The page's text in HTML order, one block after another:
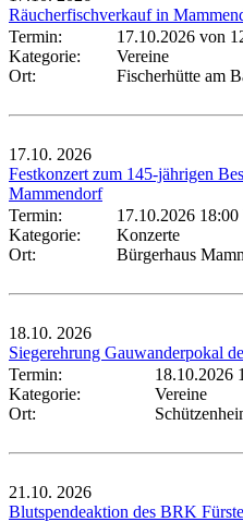
Räucherfischverkauf in
Termin:
17.10.2026 von
Kategorie:
Vereine
Ort:
Fischerhütte am
17.10. 2026
Festkonzert zum 145-jährigen
Mammendorf
Termin:
17.10.2026
Kategorie:
Konzerte
Ort:
Bürgerhaus
18.10. 2026
Siegerehrung Gauwanderpokal
Termin:
18.10.2026
Kategorie:
Vereine
Ort:
21.10. 2026
Blutspendeaktion des BRK